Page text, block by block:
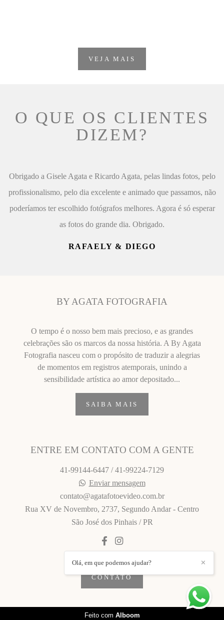
VEJA MAIS
O QUE OS CLIENTES
DIZEM?
Obrigado a Gisele Agata e Ricardo Agata, pelas lindas fotos, pelo
profissionalismo, pelo dia excelente e animado que passamos, não
poderíamos ter escolhido fotógrafos melhores. Agora é só esperar
as fotos do grande dia. Obrigado.
RAFAELY & DIEGO
BY AGATA FOTOGRAFIA
O tempo é o nosso bem mais precioso, e as grandes
celebrações são os marcos da nossa história. A By Agata
Fotografia nasceu com o propósito de traduzir a alegrias
de momentos em registros atemporais, unindo a
sensibilidade artística ao amor depositado...
SAIBA MAIS
ENTRE EM CONTATO COM A GENTE
41-99144-6447 / 41-99224-7129
Enviar mensagem
contato@agatafotoevideo.com.br
Rua XV de Novembro, 2737, Segundo Andar - Centro
São José dos Pinhais / PR
CONTATO
✕
Olá, em que podemos ajudar?
Feito com Alboom